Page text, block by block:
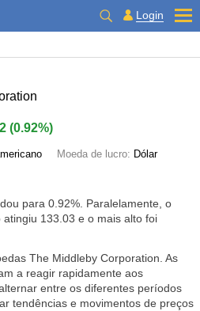
Login
(0.92%)
Moeda de lucro: Dólar
para 0.92% . Paralelamente, o
133.03 e o mais alto foi
The Middleby Corporation. As
a reagir rapidamente aos
entre os diferentes períodos
tendências e movimentos de preços